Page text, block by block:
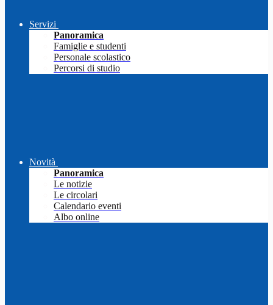
Servizi
Panoramica
Famiglie e studenti
Personale scolastico
Percorsi di studio
Novità
Panoramica
Le notizie
Le circolari
Calendario eventi
Albo online